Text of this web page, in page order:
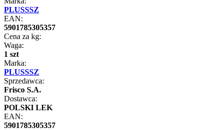
PLUSSSZ
EAN:
5901785305357
Cena za kg:
Waga:
1 szt
Marka:
PLUSSSZ
Sprzedawca:
Frisco S.A.
Dostawca:
POLSKI LEK
EAN:
5901785305357